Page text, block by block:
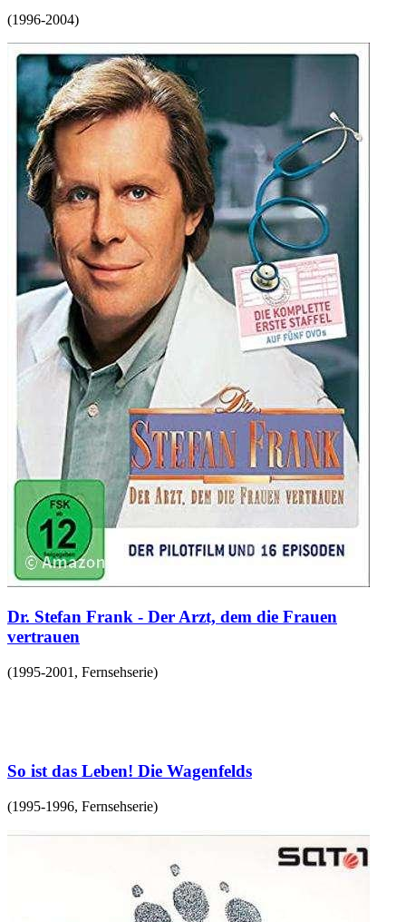
(1996-2004)
Dr. Stefan Frank - Der Arzt, dem die Frauen
vertrauen
(1995-2001 , Fernsehserie)
So ist das Leben! Die Wagenfelds
(1995-1996, Fernsehserie)